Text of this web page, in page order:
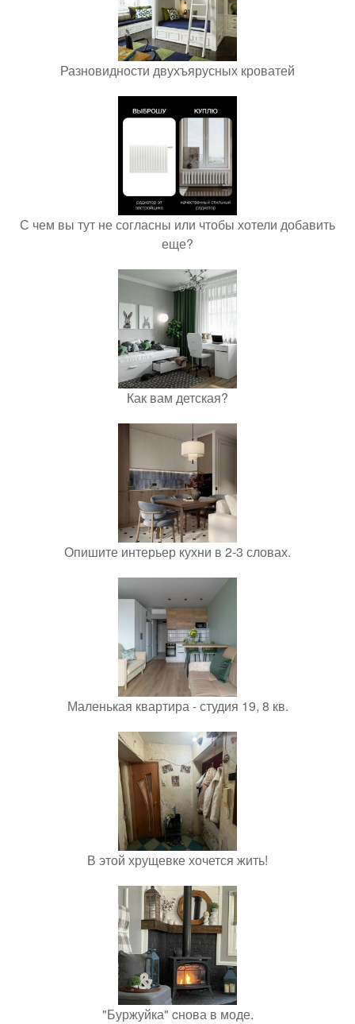
Разновидности двухъярусных кроватей
С чем вы тут не согласны или чтобы хотели добавить
еще?
Как вам детская?
Опишите интерьер кухни в 2-3 словах.
Маленькая квартира - студия 19, 8 кв.
В этой хрущевке хочется жить!
"Буржуйка" cнова в моде.